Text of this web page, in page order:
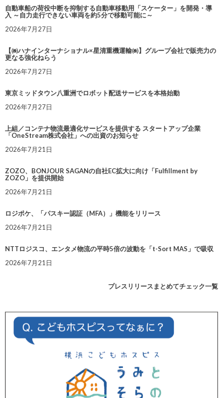
自動車船の荷役中断を抑制する自動車移動用「スケーター」を開発・導
入 ～自力走行できない車両を約5分で移動可能に～
2026年7月27日
【㈱ハナインターナショナル×星清重機運輸㈱】グループ会社で販売力の
更なる強化ねらう
2026年7月27日
東京ミッドタウン八重洲でロボット配送サービスを本格始動
2026年7月27日
上組／コンテナ物流最適化サービスを提供する スタートアップ企業
「OneStream株式会社」への出資のお知らせ
2026年7月21日
ZOZO、BONJOUR SAGANの自社EC拡大に向け「Fulfillment by
ZOZO」を提供開始
2026年7月21日
ロジポケ、「パスキー認証（MFA）」機能をリリース
2026年7月21日
NTTロジスコ、エンタメ物流の平時5倍の波動を「t-Sort MAS」で吸収
2026年7月21日
プレスリリースまとめてチェック一覧